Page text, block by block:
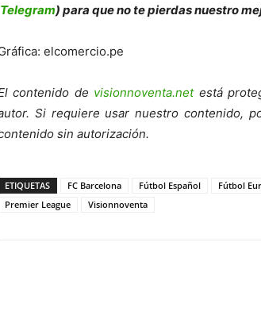
Telegram) para que no te pierdas nuestro
elcomercio.pe
contenido de visionnoventa.netestá
Si requiere usar nuestro contenido,
sin autorización.
ETIQUETAS FC Barcelona Fútbol Español Fútbol
Premier League
Visionnoventa